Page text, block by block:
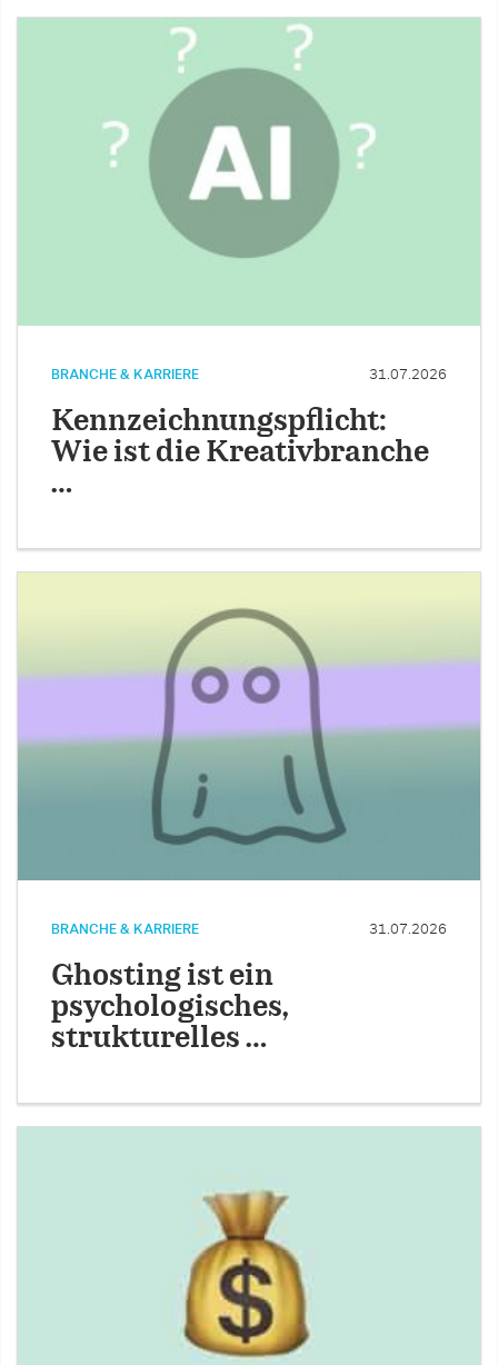
BRANCHE & KARRIERE 31.07.2026
Kennzeichnungspflicht:
Wie ist die Kreativbranche
…
BRANCHE & KARRIERE 31.07.2026
Ghosting ist ein
psychologisches,
strukturelles …